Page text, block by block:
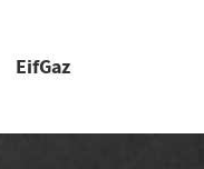
EifGaz